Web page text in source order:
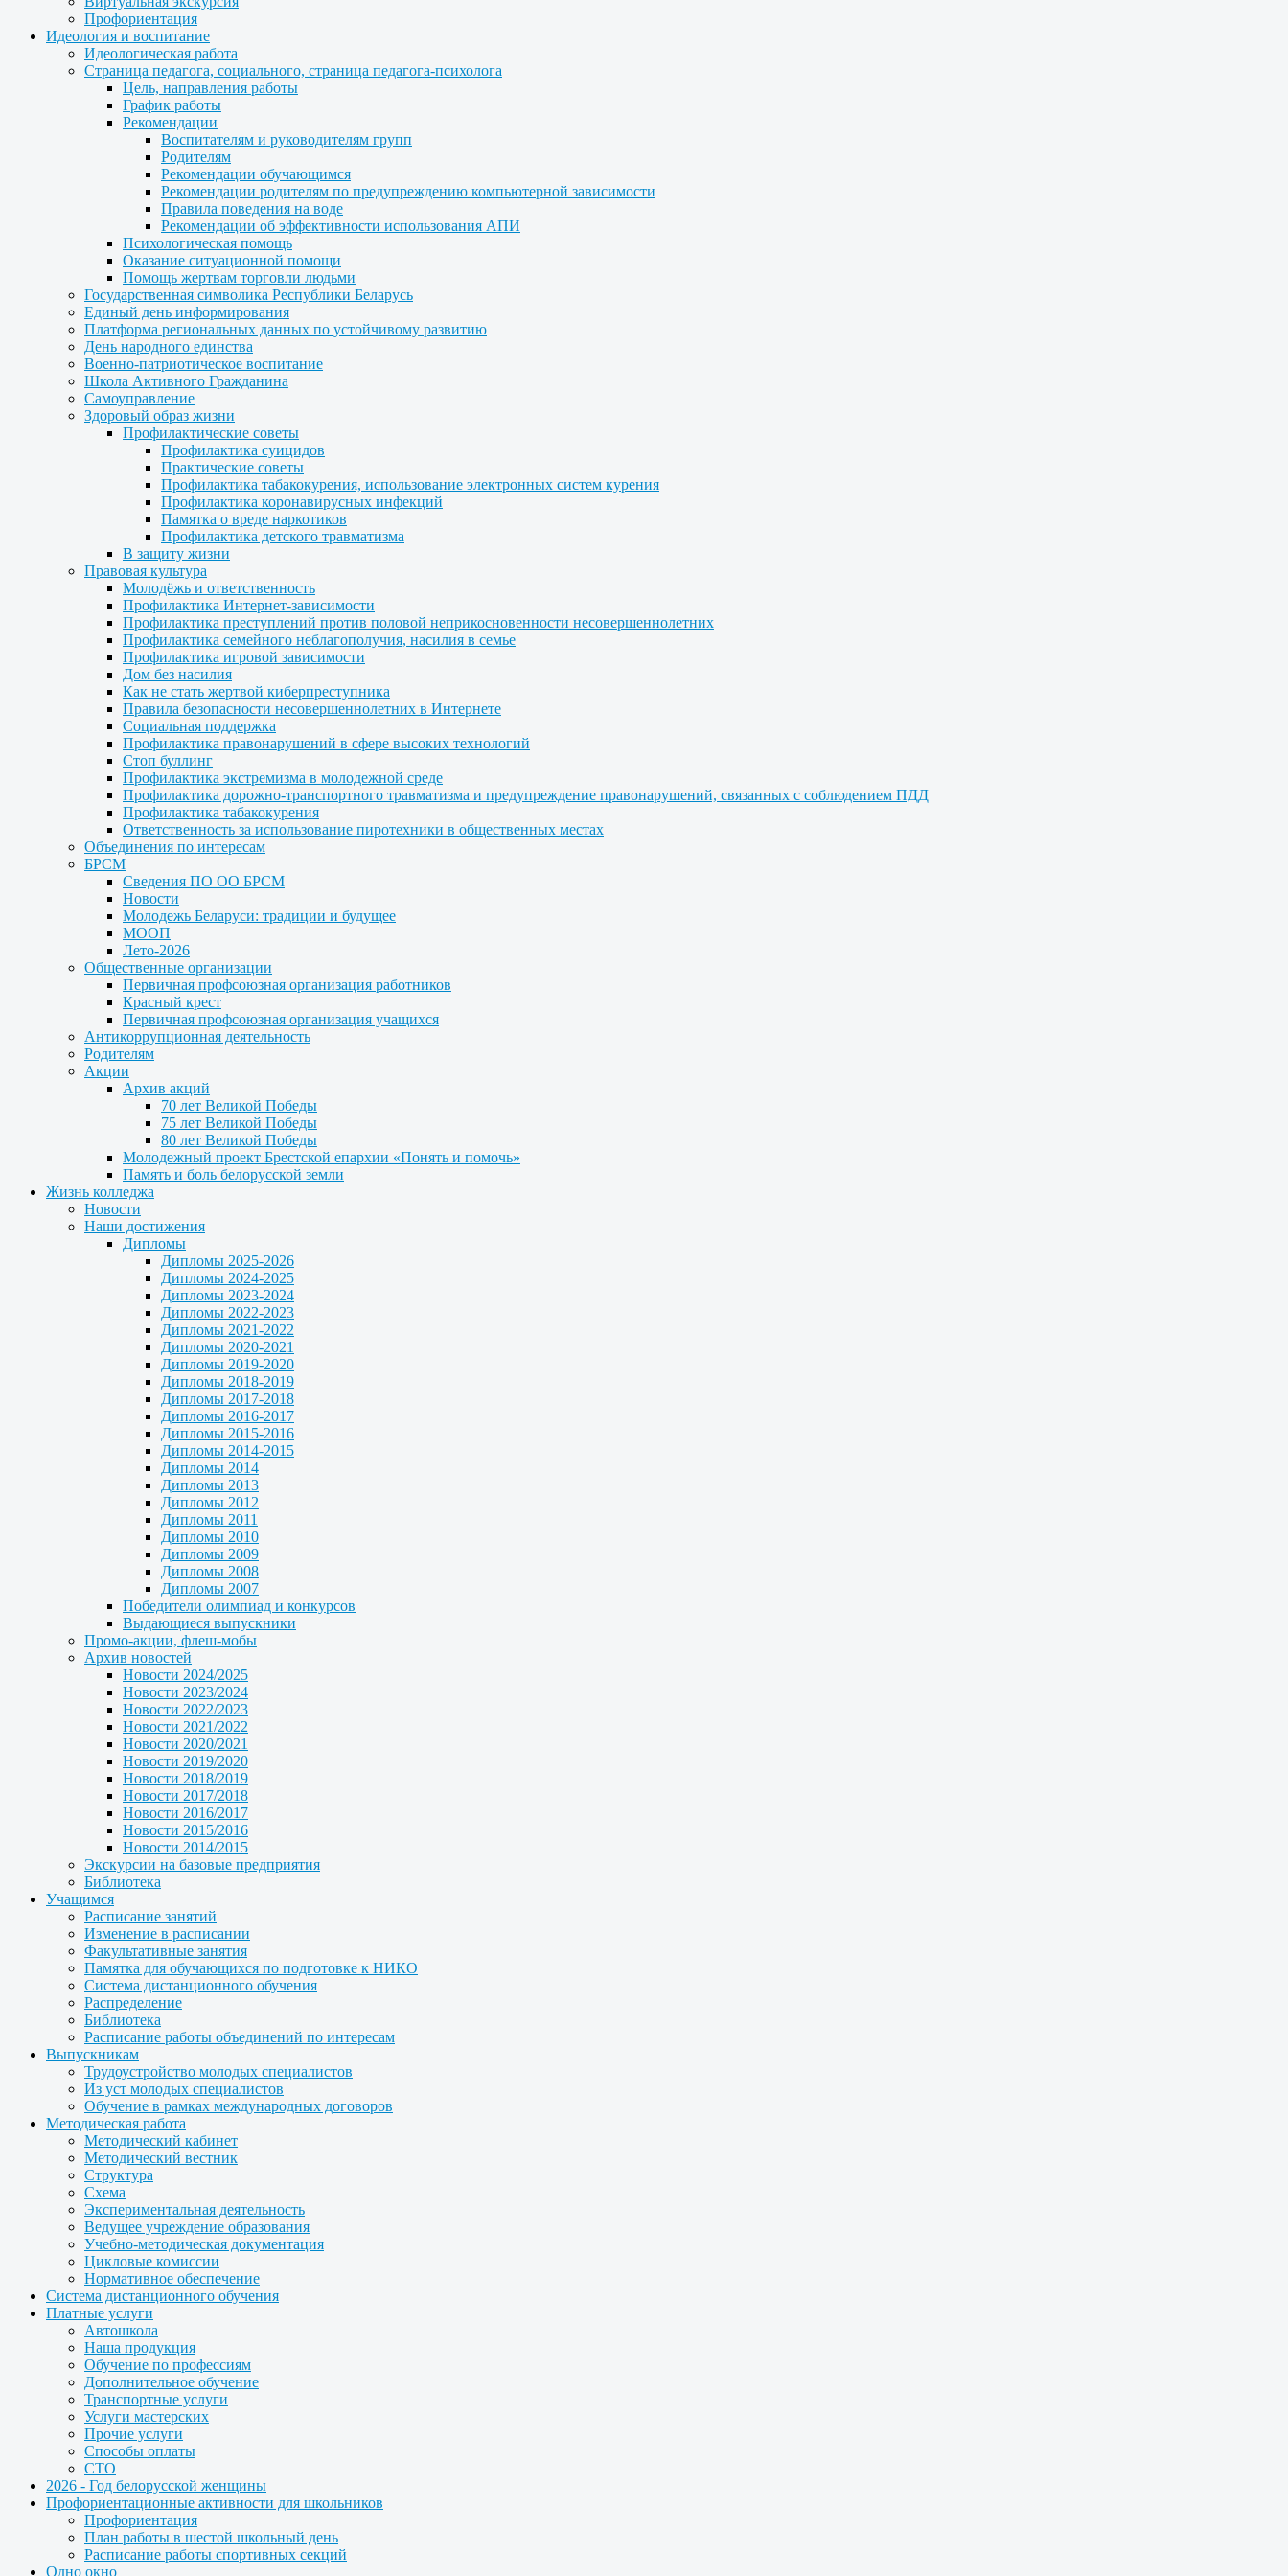
Профориентация
Идеология и воспитание
Идеологическая работа
Страница педагога, социального, страница педагога-психолога
Цель, направления работы
График работы
Рекомендации
Воспитателям и руководителям групп
Родителям
Рекомендации обучающимся
Рекомендации родителям по предупреждению компьютерной зависимости
Правила поведения на воде
Рекомендации об эффективности использования АПИ
Психологическая помощь
Оказание ситуационной помощи
Помощь жертвам торговли людьми
Государственная символика Республики Беларусь
Единый день информирования
Платформа региональных данных по устойчивому развитию
День народного единства
Военно-патриотическое воспитание
Школа Активного Гражданина
Самоуправление
Здоровый образ жизни
Профилактические советы
Профилактика суицидов
Практические советы
Профилактика табакокурения, использование электронных систем курения
Профилактика коронавирусных инфекций
Памятка о вреде наркотиков
Профилактика детского травматизма
В защиту жизни
Правовая культура
Молодёжь и ответственность
Профилактика Интернет-зависимости
Профилактика преступлений против половой неприкосновенности несовершеннолетних
Профилактика семейного неблагополучия, насилия в семье
Профилактика игровой зависимости
Дом без насилия
Как не стать жертвой киберпреступника
Правила безопасности несовершеннолетних в Интернете
Социальная поддержка
Профилактика правонарушений в сфере высоких технологий
Стоп буллинг
Профилактика экстремизма в молодежной среде
Профилактика дорожно-транспортного травматизма и предупреждение правонарушений, связанных с соблюдением ПДД
Профилактика табакокурения
Ответственность за использование пиротехники в общественных местах
Объединения по интересам
БРСМ
Сведения ПО ОО БРСМ
Новости
Молодежь Беларуси: традиции и будущее
МООП
Лето-2026
Общественные организации
Первичная профсоюзная организация работников
Красный крест
Первичная профсоюзная организация учащихся
Антикоррупционная деятельность
Родителям
Акции
Архив акций
70 лет Великой Победы
75 лет Великой Победы
80 лет Великой Победы
Молодежный проект Брестской епархии «Понять и помочь»
Память и боль белорусской земли
Жизнь колледжа
Новости
Наши достижения
Дипломы
Дипломы 2025-2026
Дипломы 2024-2025
Дипломы 2023-2024
Дипломы 2022-2023
Дипломы 2021-2022
Дипломы 2020-2021
Дипломы 2019-2020
Дипломы 2018-2019
Дипломы 2017-2018
Дипломы 2016-2017
Дипломы 2015-2016
Дипломы 2014-2015
Дипломы 2014
Дипломы 2013
Дипломы 2012
Дипломы 2011
Дипломы 2010
Дипломы 2009
Дипломы 2008
Дипломы 2007
Победители олимпиад и конкурсов
Выдающиеся выпускники
Промо-акции, флеш-мобы
Архив новостей
Новости 2024/2025
Новости 2023/2024
Новости 2022/2023
Новости 2021/2022
Новости 2020/2021
Новости 2019/2020
Новости 2018/2019
Новости 2017/2018
Новости 2016/2017
Новости 2015/2016
Новости 2014/2015
Экскурсии на базовые предприятия
Библиотека
Учащимся
Расписание занятий
Изменение в расписании
Факультативные занятия
Памятка для обучающихся по подготовке к НИКО
Система дистанционного обучения
Распределение
Библиотека
Расписание работы объединений по интересам
Выпускникам
Трудоустройство молодых специалистов
Из уст молодых специалистов
Обучение в рамках международных договоров
Методическая работа
Методический кабинет
Методический вестник
Структура
Схема
Экспериментальная деятельность
Ведущее учреждение образования
Учебно-методическая документация
Цикловые комиссии
Нормативное обеспечение
Система дистанционного обучения
Платные услуги
Автошкола
Наша продукция
Обучение по профессиям
Дополнительное обучение
Транспортные услуги
Услуги мастерских
Прочие услуги
Способы оплаты
СТО
2026 - Год белорусской женщины
Профориентационные активности для школьников
Профориентация
План работы в шестой школьный день
Расписание работы спортивных секций
Одно окно